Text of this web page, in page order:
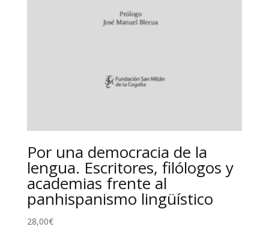
Por una democracia de la
lengua. Escritores, filólogos y
academias frente al
panhispanismo lingüístico
28,00€